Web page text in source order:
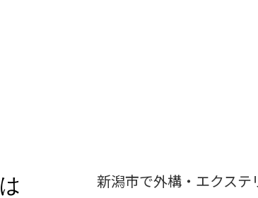
新潟市で外構・エクス